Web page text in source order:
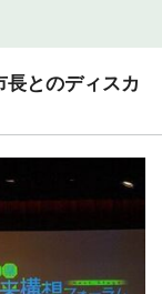
とのディスカ